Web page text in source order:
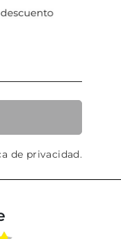
de privacidad.